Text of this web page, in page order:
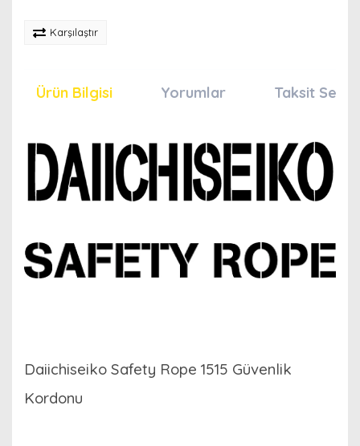
Karşılaştır
Ürün Bilgisi Yorumlar Taksit
Daiichiseiko Safety Rope 1515 Güvenlik
Kordonu